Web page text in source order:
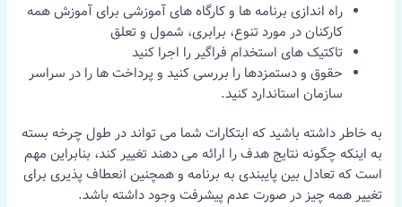
راه اندازی برنامه ها و کارگاه های آموزشی برای آموزش همه
کارکنان در مورد تنوع، برابری، شمول و تعلق
تاکتیک های استخدام فراگیر را اجرا کنید
حقوق و دستمزدها را بررسی کنید و پرداخت ها را در سراسر
سازمان استاندارد کنید.
به خاطر داشته باشید که ابتکارات شما می تواند در طول چرخه بسته
به اینکه چگونه نتایج هدف را ارائه می دهند تغییر کند، بنابراین مهم
است که تعادل بین پایبندی به برنامه و همچنین انعطاف پذیری برای
تغییر همه چیز در صورت عدم پیشرفت وجود داشته باشد.